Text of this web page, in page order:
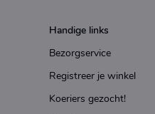
Handige links
Bezorgservice
Registreer je winkel
Koeriers gezocht!